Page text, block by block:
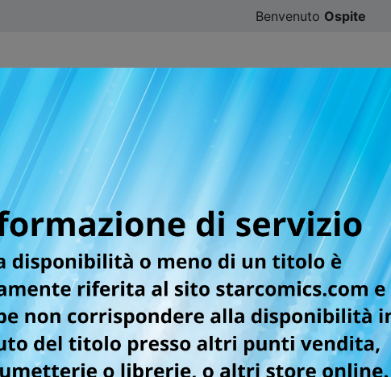
Benvenuto Ospite
SFOGLIA ONLINE DIGISTAR #ILOVEMANGA
testata MITICO